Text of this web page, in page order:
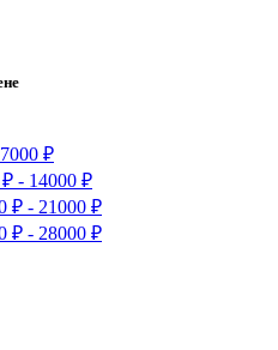
7000 ₽
₽ - 14000 ₽
₽ - 21000 ₽
₽ - 28000 ₽